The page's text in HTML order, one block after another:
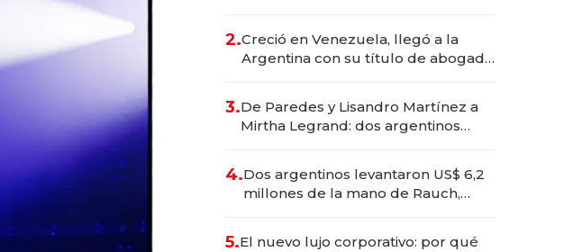
2.Creció en Venezuela, llegó a la
Argentina con su título de abogado
marcas "fast premium"
3.De Paredes y Lisandro Martínez a
Mirtha Legrand: dos argentinos
deportivo y el cuidado corporal
4.Dos argentinos levantaron US$ 6,2
millones de la mano de Rauch,
5.El nuevo lujo corporativo: por qué